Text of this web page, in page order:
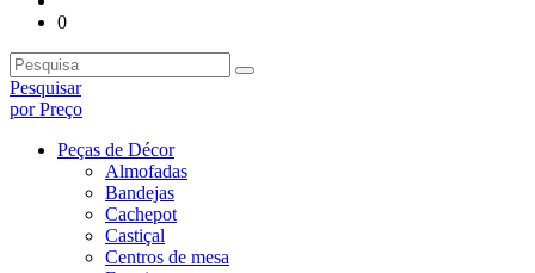
0
Pesquisar
por Preço
Peças de Décor
Almofadas
Bandejas
Cachepot
Castiçal
Centros de mesa